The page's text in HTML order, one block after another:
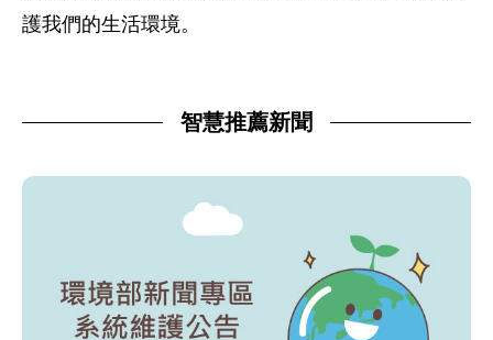
護我們的生活環境。
智慧推薦新聞